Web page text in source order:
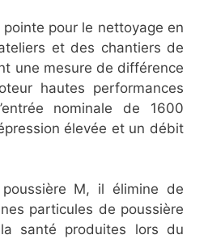
pointe pour le nettoyage en
et des chantiers de
une mesure de différence
hautes performances
nominale de 1600
élevée et un débit
M, il élimine de
particules de poussière
santé produites lors du